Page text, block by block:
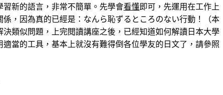
新的語言，非常不簡單。先學會看懂即可，先運用在工作上
，因為真的已經是：なんら恥ずるところのない行動！（本
類似問題，上完閱讀講座之後，已經知道如何解讀日本大學
當的工具，基本上就沒有難得倒各位學友的日文了，請參照